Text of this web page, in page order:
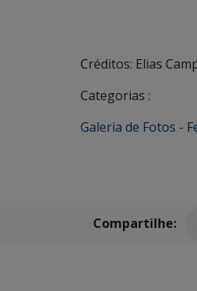
Créditos: Elias
Categorias :
Galeria de Fotos -
Compartilhe: